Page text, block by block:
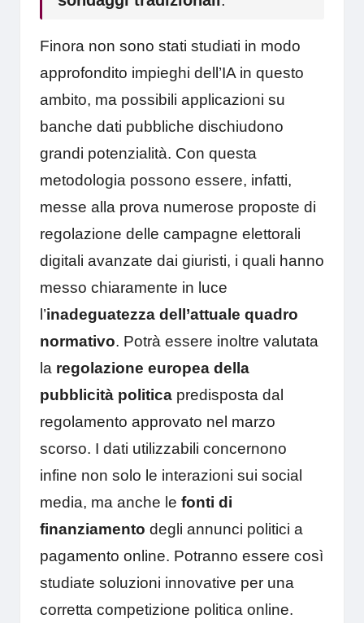
Finora non sono stati studiati in modo
approfondito impieghi dell’IA in questo
ambito, ma possibili applicazioni su
banche dati pubbliche dischiudono
grandi potenzialità. Con questa
metodologia possono essere, infatti,
messe alla prova numerose proposte di
regolazione delle campagne elettorali
digitali avanzate dai giuristi, i quali hanno
messo chiaramente in luce
l’inadeguatezza dell’attuale quadro
normativo. Potrà essere inoltre valutata
la regolazione europea della
pubblicità politica predisposta dal
regolamento approvato nel marzo
scorso. I dati utilizzabili concernono
infine non solo le interazioni sui social
media, ma anche le fonti di
finanziamento degli annunci politici a
pagamento online. Potranno essere così
studiate soluzioni innovative per una
corretta competizione politica online.